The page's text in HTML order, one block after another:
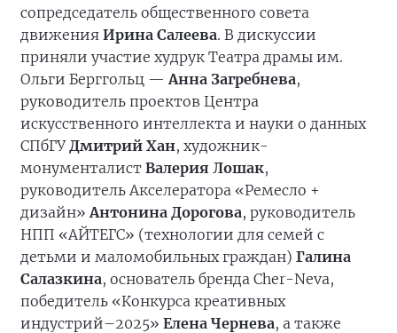
сопредседатель общественного совета
движения Ирина Салеева. В дискуссии
приняли участие худрук Театра драмы им.
Ольги Берггольц — Анна Загребнева,
руководитель проектов Центра
искусственного интеллекта и науки о данных
СПбГУ Дмитрий Хан, художник-
монументалист Валерия Лошак,
руководитель Акселератора «Ремесло +
дизайн» Антонина Дорогова, руководитель
НПП «АЙТЕГС» (технологии для семей с
детьми и маломобильных граждан) Галина
Салазкина, основатель бренда Cher-Neva,
победитель «Конкурса креативных
индустрий–2025» Елена Чернева, а также